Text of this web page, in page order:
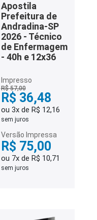
Apostila
Prefeitura de
Andradina-SP
2026 - Técnico
de Enfermagem
- 40h e 12x36
Impresso
R$ 57,00
R$ 36,48
ou 3x de R$ 12,16
sem juros
Versão Impressa
R$ 75,00
ou 7x de R$ 10,71
sem juros